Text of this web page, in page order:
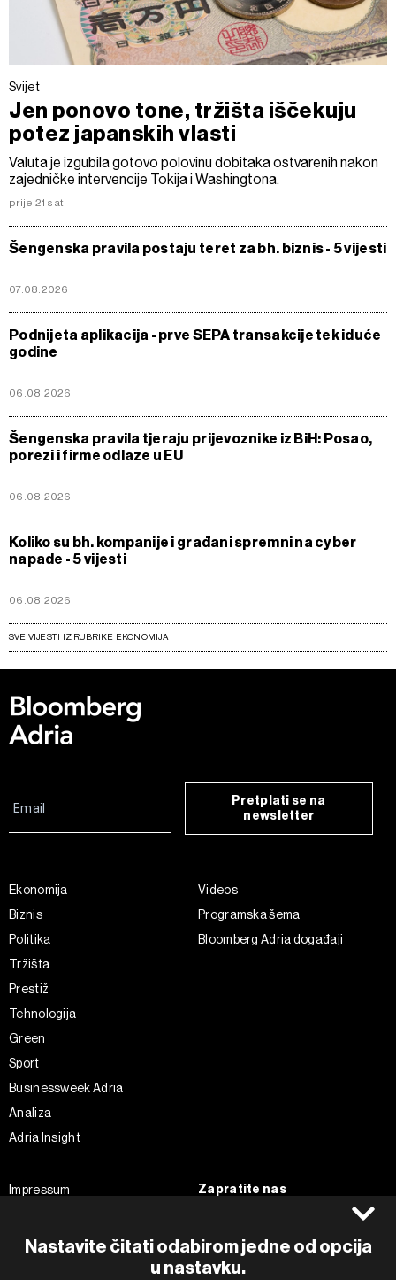
Svijet
Jen ponovo tone, tržišta iščekuju
potez japanskih vlasti
Valuta je izgubila gotovo polovinu dobitaka ostvarenih nakon
zajedničke intervencije Tokija i Washingtona.
prije 21 sat
Šengenska pravila postaju teret za bh. biznis - 5 vijesti
07.08.2026
Podnijeta aplikacija - prve SEPA transakcije tek iduće
godine
06.08.2026
Šengenska pravila tjeraju prijevoznike iz BiH: Posao,
porezi i firme odlaze u EU
06.08.2026
Koliko su bh. kompanije i građani spremni na cyber
napade - 5 vijesti
06.08.2026
SVE VIJESTI IZ RUBRIKE EKONOMIJA
Nastavite čitati odabirom jedne od opcija
u nastavku.
Pretplati se na
newsletter
Ekonomija
Biznis
Politika
Tržišta
Prestiž
Tehnologija
Green
Sport
Businessweek Adria
Analiza
Adria Insight
Videos
Programska šema
Bloomberg Adria događaji
Impressum
Pravila privatnosti
Zapratite nas
Instagram
Twitter